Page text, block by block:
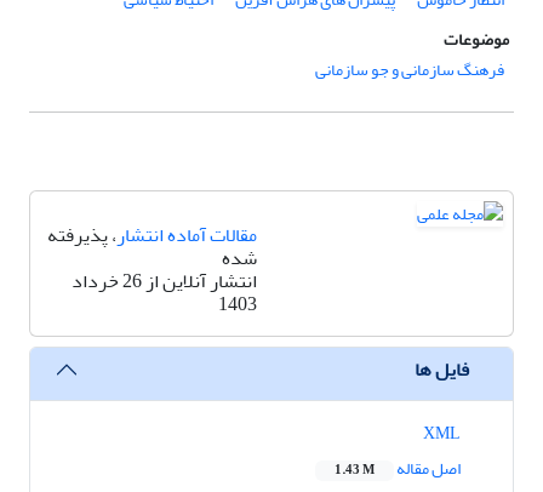
موضوعات
فرهنگ سازمانی و جو سازمانی
مقالات آماده انتشار، پذیرفته
شده
انتشار آنلاین از 26 خرداد
1403
فایل ها
اصل مقاله
1.43 M